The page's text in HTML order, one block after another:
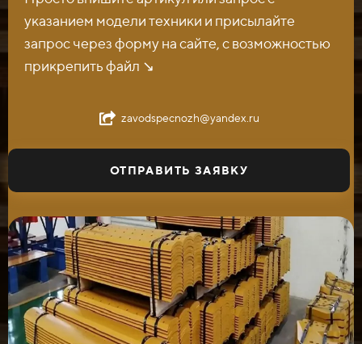
указанием модели техники и присылайте
запрос через форму на сайте, с возможностью
прикрепить файл ↘️
zavodspecnozh@yandex.ru
ОТПРАВИТЬ ЗАЯВКУ